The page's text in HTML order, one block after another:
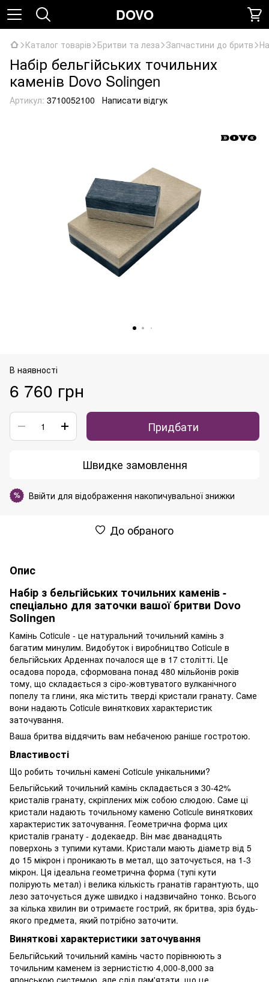
DOVO
Каталог товарів Бритви та леза Запчастини до бритв
Набір бельгійських точильних
каменів Dovo Solingen
Артикул: 3710052100 Написати відгук
В наявності
6 760 грн
Придбати
Швидке замовлення
% Ввійти для відображення накопичувальної знижки
До обраного
Опис
Набір з бельгійських точильних каменів -
спеціально для заточки вашої бритви Dovo
Solingen
Камінь Coticule - це натуральний точильний камінь з
багатим минулим. Видобуток і виробництво Coticule в
бельгійських Арденнах почалося ще в 17 столітті. Це
осадова порода, сформована понад 480 мільйонів років
тому, що складається з сіро-жовтуватого вулканічного
попелу та глини, яка містить тверді кристали гранату. Саме
вони надають Coticule виняткових характеристик
заточування.
Ваша бритва віддячить вам небаченою раніше гостротою.
Властивості
Що робить точильні камені Coticule унікальними?
Бельгійський точильний камінь складається з 30-42%
кристалів гранату, скріплених між собою слюдою. Саме ці
кристали надають точильному каменю Coticule виняткових
характеристик заточування. Геометрична форма цих
кристалів гранату - додекаедр. Він має дванадцять
поверхонь з тупими кутами. Кристали мають діаметр від 5
до 15 мікрон і проникають в метал, що заточується, на 1-3
мікрон. Ця ідеальна геометрична форма (тупі кути
полірують метал) і велика кількість гранатів гарантують, що
лезо заточується дуже швидко і надзвичайно тонко. Всього
за кілька хвилин ви отримаєте гострий, як бритва, зріз будь-
якого предмета, який потрібно заточити.
Виняткові характеристики заточування
Бельгійський точильний камінь часто порівнюють з
точильним каменем із зернистістю 4,000-8,000 за
японською системою, але слід пам'ятати, що це